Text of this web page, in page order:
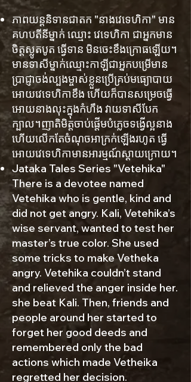
ភាពយន្តនិទានជាតក "នាងវេទេហិកា" មាន
គហបតីនីម្នាក់ ឈ្មោះ វេទេហិកា ជាអ្នកមាន
ចិត្តស្លូតបូត ធ្វើទាន មិនចេះខឹងក្រោធឡើយ។
មានទាសីម្នាក់ឈ្មោះកាឡីជាអ្នកបម្រើមាន
ប្រាជ្ញាចង់ល្បងម្ចាស់ខ្លួនប្រើគ្រប់មធ្យោបាយ
អោយវេទេហិកាខឹង ហើយក៏បានសម្រេចធ្វើ
អោយនាងលុះក្នុងកំហឹង វាយទាសីបែក
ក្បាល។ញាតិមិត្តចាប់ផ្តើមបំភ្លេចទង្វើល្អនាង
ហើយលើកតែចំណុចអាក្រក់ឡើងរហូត ធ្វើ
អោយវេទេហិកាមានអារម្មណ៍ស្តាយក្រោយ។
Jataka Tales Series "Vetehika"
There is a devotee named
Vetehika who is gentle, kind and
did not get angry. Kali, Vetehika’s
wise servant, wanted to test her
master’s true color. She used
some tricks to make Vetheka
angry. Vetehika couldn’t stand
and relieved the anger inside her.
she beat Kali. Then, friends and
people around her started to
forget her good deeds and
remembered only the bad
actions which made Vetheika
regretted her decision.